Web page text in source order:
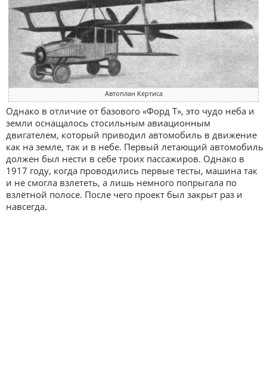
Автоплан Кертиса
Однако в отличие от базового «Форд Т», это чудо неба и
земли оснащалось стосильным авиационным
двигателем, который приводил автомобиль в движение
как на земле, так и в небе. Первый летающий автомобиль
должен был нести в себе троих пассажиров. Однако в
1917 году, когда проводились первые тесты, машина так
и не смогла взлететь, а лишь немного попрыгала по
взлётной полосе. После чего проект был закрыт раз и
навсегда.